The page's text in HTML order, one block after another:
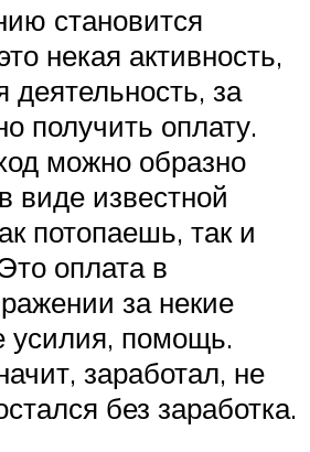
становится
некая активность,
деятельность, за
получить оплату.
можно образно
виде известной
потопаешь, так и
оплата в
за некие
усилия, помощь.
заработал, не
без заработка.